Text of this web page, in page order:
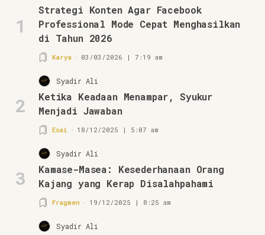
1
Strategi Konten Agar Facebook
Professional Mode Cepat Menghasilkan
di Tahun 2026
Karya 03/03/2026 | 7:19 am
2
Syadir Ali
Ketika Keadaan Menampar, Syukur
Menjadi Jawaban
Esai 18/12/2025 | 5:07 am
3
Syadir Ali
Kamase-Masea: Kesederhanaan Orang
Kajang yang Kerap Disalahpahami
Fragmen 19/12/2025 | 8:25 am
Syadir Ali